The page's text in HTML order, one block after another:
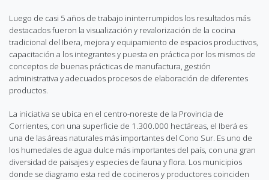
Luego de casi 5 años de trabajo ininterrumpidos los resultados más
destacados fueron la visualización y revalorización de la cocina
tradicional del Ibera, mejora y equipamiento de espacios productivos,
capacitación a los integrantes y puesta en práctica por los mismos de
conceptos de buenas prácticas de manufactura, gestión
administrativa y adecuados procesos de elaboración de diferentes
productos.
La iniciativa se ubica en el centro-noreste de la Provincia de
Corrientes, con una superficie de 1.300.000 hectáreas, el Iberá es
una de las áreas naturales más importantes del Cono Sur. Es uno de
los humedales de agua dulce más importantes del país, con una gran
diversidad de paisajes y especies de fauna y flora. Los municipios
donde se diagramo esta red de cocineros y productores coinciden